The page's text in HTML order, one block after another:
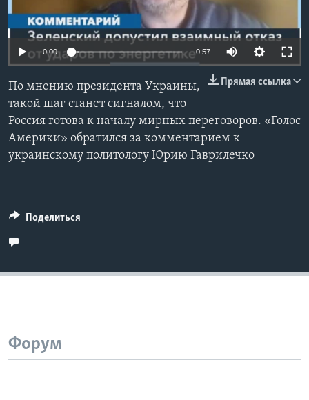
Learning English
СОЦИАЛЬНЫЕ СЕТИ
Языки
0:00 0:57
Прямая ссылка
По мнению президента Украины,
такой шаг станет сигналом, что
Россия готова к началу мирных переговоров. «Голос
Америки» обратился за комментарием к
украинскому политологу Юрию Гаврилечко
Поделиться
Форум